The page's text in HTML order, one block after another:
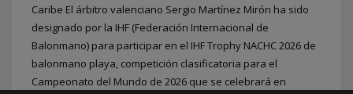
Caribe El árbitro valenciano Sergio Martínez Mirón ha sido
designado por la IHF (Federación Internacional de
Balonmano) para participar en el IHF Trophy NACHC 2026 de
balonmano playa, competición clasificatoria para el
Campeonato del Mundo de 2026 que se celebrará en
1 2 3